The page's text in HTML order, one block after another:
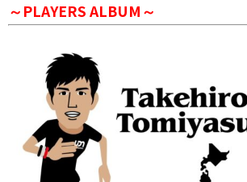
～PLAYERS ALBUM～